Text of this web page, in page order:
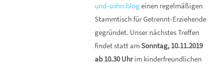
und-sohn.blogeinen regelmäßigen
Stammtisch für Getrennt-Erziehende
gegründet. Unser nächstes Treffen
findet statt amSonntag, 10.11.2019
ab 10.30 Uhrim kinderfreundlichen